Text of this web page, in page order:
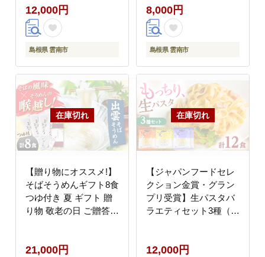
根県雲南市/有限会社本
田商店 [AIDS002]
12,000円
島根県 雲南市
社本田商店 [AIDS003]
8,000円
島根県 雲南市
【贈り物にオススメ!】
そばそうめんギフト8食
つゆ付き 夏 ギフト 贈
り物 敬老の日 ご贈答
[AIDS004]
21,000円
【ジャパンフードセレ
クション金賞・グラン
プリ受賞】生パスタバ
ラエティセット3種（各
イネ スパゲッティ 生パ
12,000円